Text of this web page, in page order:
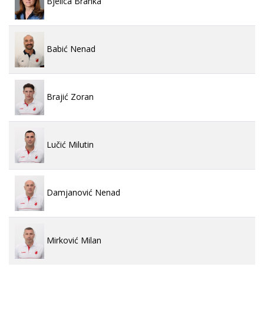
Babić Nenad
Brajić Zoran
Lučić Milutin
Damjanović Nenad
Mirković Milan